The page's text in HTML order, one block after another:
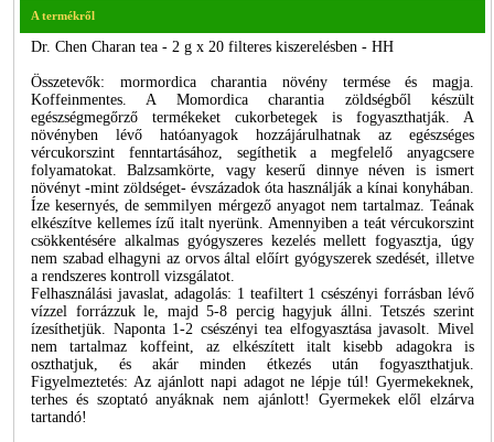
A termékről
Dr. Chen Charan tea - 2 g x 20 filteres kiszerelésben - HH
Összetevők: mormordica charantia növény termése és magja.
Koffeinmentes. A Momordica charantia zöldségből készült
egészségmegőrző termékeket cukorbetegek is fogyaszthatják. A
növényben lévő hatóanyagok hozzájárulhatnak az egészséges
vércukorszint fenntartásához, segíthetik a megfelelő anyagcsere
folyamatokat. Balzsamkörte, vagy keserű dinnye néven is ismert
növényt -mint zöldséget- évszázadok óta használják a kínai konyhában.
Íze kesernyés, de semmilyen mérgező anyagot nem tartalmaz. Teának
elkészítve kellemes ízű italt nyerünk. Amennyiben a teát vércukorszint
csökkentésére alkalmas gyógyszeres kezelés mellett fogyasztja, úgy
nem szabad elhagyni az orvos által előírt gyógyszerek szedését, illetve
a rendszeres kontroll vizsgálatot.
Felhasználási javaslat, adagolás: 1 teafiltert 1 csészényi forrásban lévő
vízzel forrázzuk le, majd 5-8 percig hagyjuk állni. Tetszés szerint
ízesíthetjük. Naponta 1-2 csészényi tea elfogyasztása javasolt. Mivel
nem tartalmaz koffeint, az elkészített italt kisebb adagokra is
oszthatjuk, és akár minden étkezés után fogyaszthatjuk.
Figyelmeztetés: Az ajánlott napi adagot ne lépje túl! Gyermekeknek,
terhes és szoptató anyáknak nem ajánlott! Gyermekek elől elzárva
tartandó!